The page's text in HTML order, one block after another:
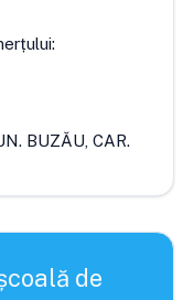
BUZĂU, CAR.
de